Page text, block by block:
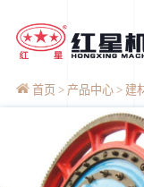
首页 产品中心 建